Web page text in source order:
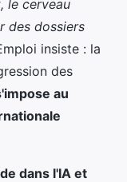
le cerveau
des dossiers
insiste : la
des
au
dans l'IA et